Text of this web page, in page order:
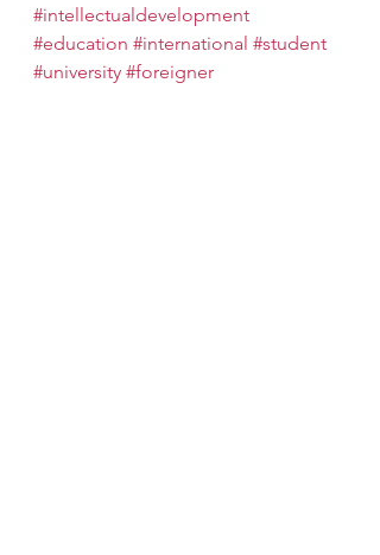
#intellectualdevelopment
#education #international #student
#university #foreigner